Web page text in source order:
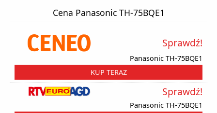
Cena Panasonic TH-75BQE1
Panasonic TH-75BQE1
Sprawdź!
KUP TERAZ
Panasonic TH-75BQE1
Sprawdź!